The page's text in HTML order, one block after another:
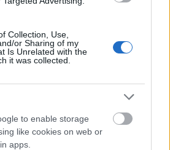
Collection, Use,
or Sharing of my
Is Unrelated with the
it was collected.
to enable storage
like cookies on web or
apps.
küldünk egy e-mailt, amit meg
hogy a szigorúra állított